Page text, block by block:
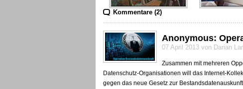
Kommentare (2)
Anonymous:
07 April 2013 von Darian
Zusammen mit mehreren
Datenschutz-Organisationen will das Internet-
gegen das neue Gesetz zur